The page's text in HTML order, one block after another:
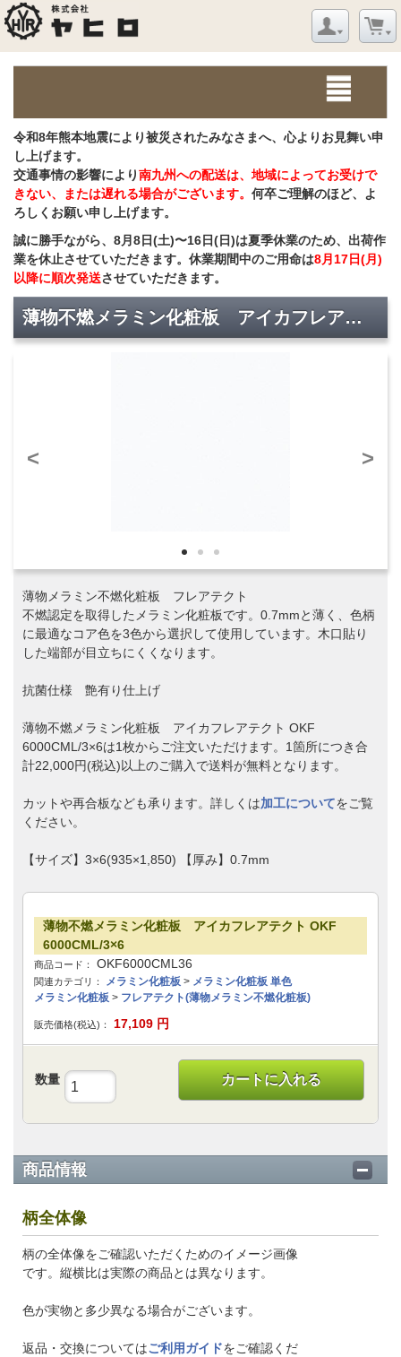
令和8年熊本地震により被災されたみなさまへ、心よりお見舞い申
し上げます。
交通事情の影響により南九州への配送は、地域によってお受けで
きない、または遅れる場合がございます。 何卒ご理解のほど、よ
ろしくお願い申し上げます。
誠に勝手ながら、8月8日(土)〜16日(日)は夏季休業のため、出荷作
業を休止させていただきます。休業期間中のご用命は8月17日(月)
以降に順次発送させていただきます。
薄物不燃メラミン化粧板 アイカフレアテクト OKF 6000CML/3×6
< >
薄物メラミン不燃化粧板 フレアテクト
不燃認定を取得したメラミン化粧板です。0.7mmと薄く、色柄
に最適なコア色を3色から選択して使用しています。木口貼り
した端部が目立ちにくくなります。
抗菌仕様 艶有り仕上げ
薄物不燃メラミン化粧板 アイカフレアテクト OKF
6000CML/3×6は1枚からご注文いただけます。1箇所につき合
計22,000円(税込)以上のご購入で送料が無料となります。
カットや再合板なども承ります。詳しくは加工についてをご覧
ください。
【サイズ】3×6(935×1,850) 【厚み】0.7mm
薄物不燃メラミン化粧板 アイカフレアテクト OKF
6000CML/3×6
商品コード： OKF6000CML36
関連カテゴリ： メラミン化粧板 > メラミン化粧板 単色
メラミン化粧板 > フレアテクト(薄物メラミン不燃化粧板)
販売価格(税込)： 17,109 円
数量 カートに入れる
商品情報
柄全体像
柄の全体像をご確認いただくためのイメージ画像
です。縦横比は実際の商品とは異なります。
色が実物と多少異なる場合がございます。
返品・交換についてはご利用ガイドをご確認くだ